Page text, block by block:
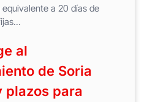
a 20 días de
al
de Soria
plazos para